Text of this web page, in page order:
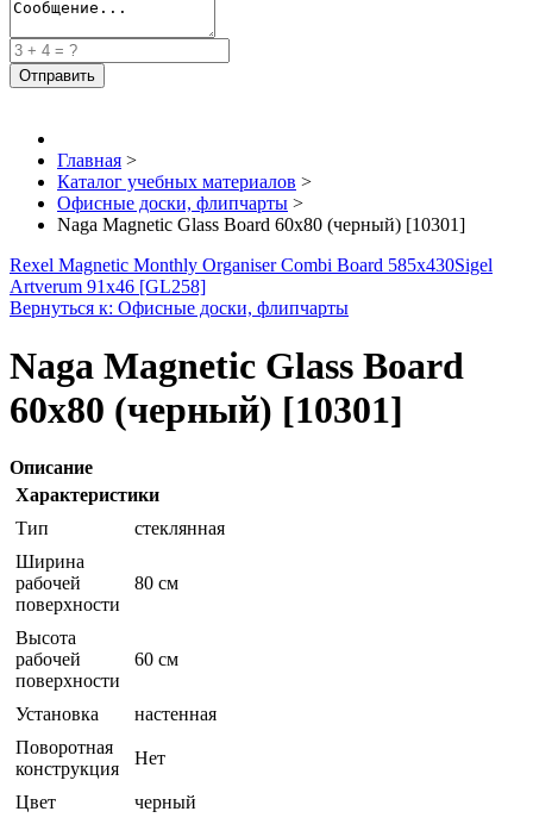
Главная >
Каталог учебных материалов >
Офисные доски, флипчарты >
Naga Magnetic Glass Board 60x80 (черный) [10301]
Rexel Magnetic Monthly Organiser Combi Board 585x430Sigel
Artverum 91x46 [GL258]
Вернуться к: Офисные доски, флипчарты
Naga Magnetic Glass Board
60x80 (черный) [10301]
Описание
Характеристики
Тип
стеклянная
Ширина
рабочей
поверхности
80 см
Высота
рабочей
поверхности
60 см
Установка
настенная
Поворотная
конструкция
Нет
Цвет черный